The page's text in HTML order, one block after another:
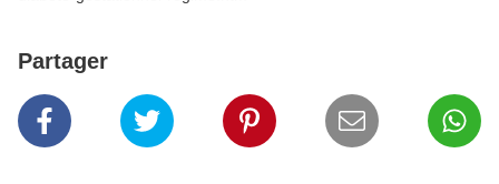
Partager